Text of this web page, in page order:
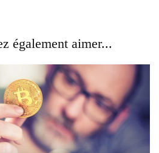
également aimer...